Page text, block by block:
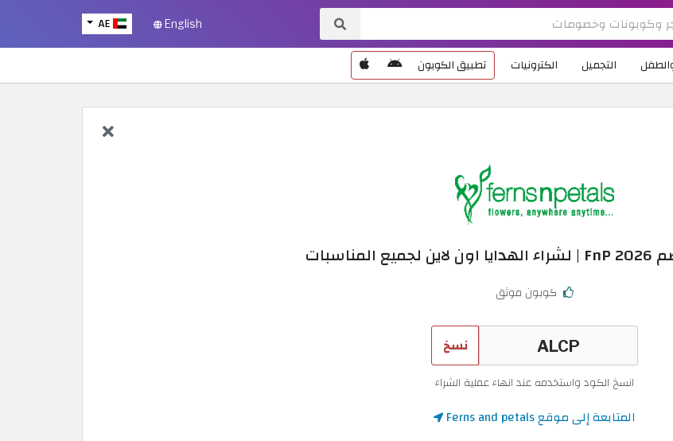
AE English
التجميل الكترونيات تطبيق الكوبون
كوبون موثق
نسخ
انسخ الكود واستخدمه عند انهاء عملية الشراء
المتابعة إلى موقع Ferns and petals